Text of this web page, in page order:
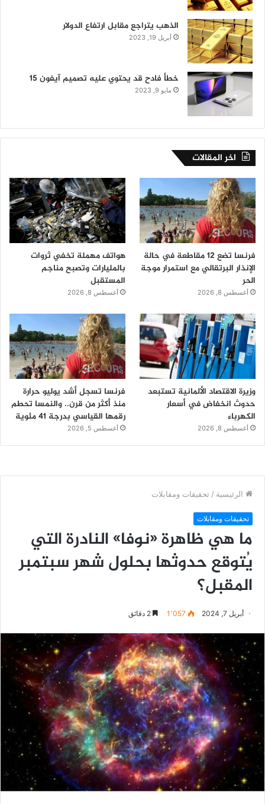
الذهب يتراجع مقابل ارتفاع الدولار
أبريل 19, 2023
خطأ فادح قد يحتوي عليه تصميم آيفون 15
مايو 9, 2023
اخر المقالات
فرنسا تضع 12 مقاطعة في حالة
الإنذار البرتقالي مع استمرار موجة
الحر
أغسطس 8, 2026
هواتف مهملة تخفي ثروات
بالمليارات وتصبح مناجم
المستقبل
أغسطس 8, 2026
وزيرة الاقتصاد الألمانية تستبعد
حدوث انخفاض في أسعار
الكهرباء
أغسطس 8, 2026
فرنسا تسجل أشد يوليو حرارة
منذ أكثر من قرن.. والنمسا تحطم
رقمها القياسي بدرجة 41 مئوية
أغسطس 5, 2026